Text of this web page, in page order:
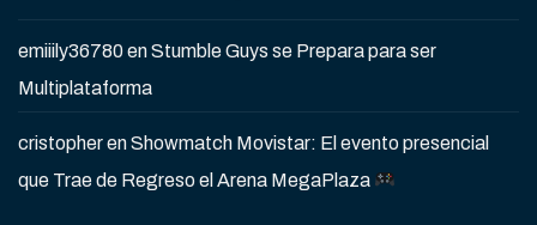
emiiily36780enStumble Guys se Prepara para ser
Multiplataforma
cristopherenShowmatch Movistar: El evento presencial
que Trae de Regreso el Arena MegaPlaza